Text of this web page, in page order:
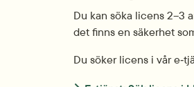
Du kan söka licens 2–3
det finns en säkerhet
Du söker licens i vår